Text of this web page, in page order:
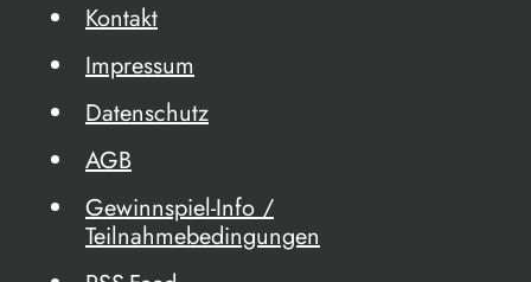
Kontakt
Impressum
Datenschutz
AGB
Gewinnspiel-Info /
Teilnahmebedingungen